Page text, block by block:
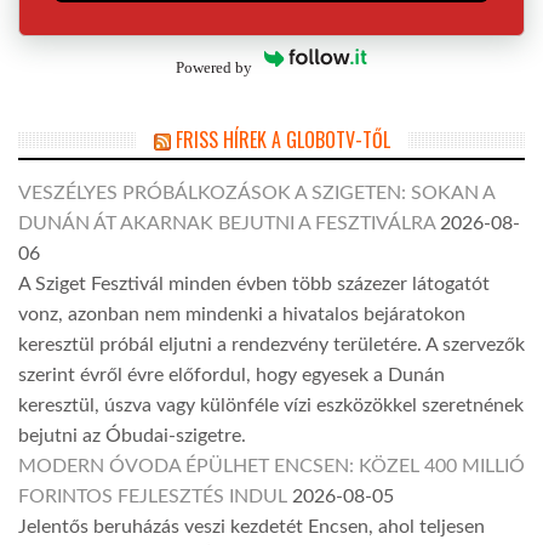
Powered by
FRISS HÍREK A GLOBOTV-TŐL
VESZÉLYES PRÓBÁLKOZÁSOK A SZIGETEN: SOKAN A
DUNÁN ÁT AKARNAK BEJUTNI A FESZTIVÁLRA 2026-08-
06
A Sziget Fesztivál minden évben több százezer látogatót
vonz, azonban nem mindenki a hivatalos bejáratokon
keresztül próbál eljutni a rendezvény területére. A szervezők
szerint évről évre előfordul, hogy egyesek a Dunán
keresztül, úszva vagy különféle vízi eszközökkel szeretnének
bejutni az Óbudai-szigetre.
MODERN ÓVODA ÉPÜLHET ENCSEN: KÖZEL 400 MILLIÓ
FORINTOS FEJLESZTÉS INDUL 2026-08-05
Jelentős beruházás veszi kezdetét Encsen, ahol teljesen